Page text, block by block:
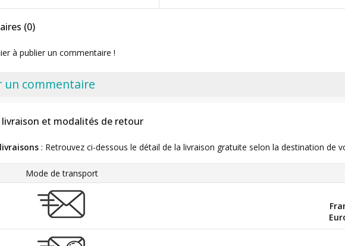
(0)
à publier un commentaire !
un commentaire
livraison et modalités de retour
: Retrouvez ci-dessous le détail de la livraison gratuite selon la destination de
Mode de transport